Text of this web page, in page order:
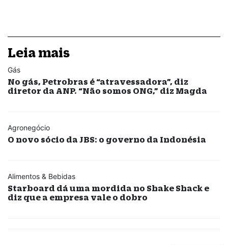
Leia mais
Gás
No gás, Petrobras é “atravessadora”, diz
diretor da ANP. “Não somos ONG,” diz Magda
Agronegócio
O novo sócio da JBS: o governo da Indonésia
Alimentos & Bebidas
Starboard dá uma mordida no Shake Shack e
diz que a empresa vale o dobro